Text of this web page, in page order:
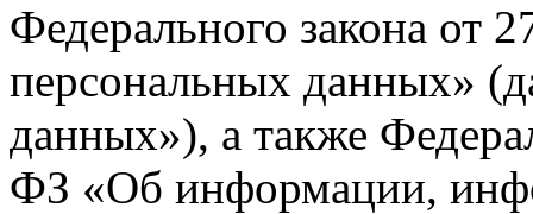
Федерального закона
персональных данных»
данных»), а также
ФЗ «Об информации,